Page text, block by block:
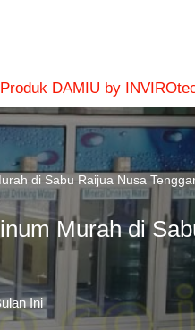
DAMIU by
di Sabu Raijua Nusa
Murah di
Ini